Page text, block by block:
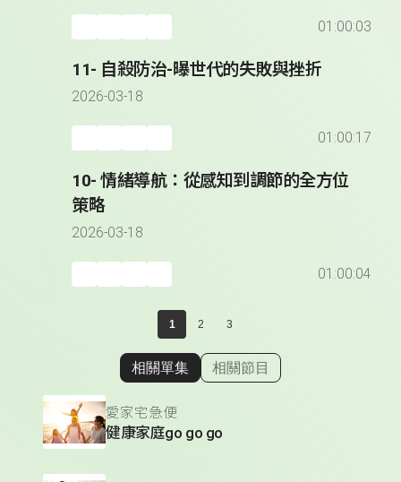
01:00:03
11- 自殺防治-曝世代的失敗與挫折
2026-03-18
01:00:17
10- 情緒導航：從感知到調節的全方位
策略
2026-03-18
01:00:04
1 2 3
顯示相關單集
相關單集 相關節目
愛家宅急便
健康家庭go go go